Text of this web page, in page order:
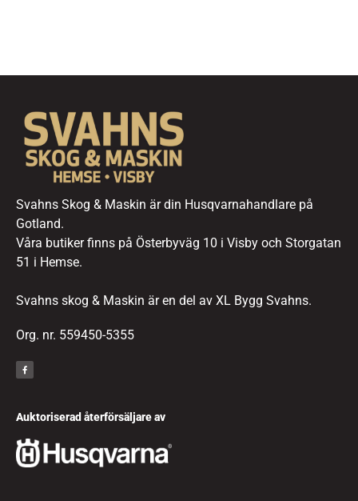
Svahns Skog & Maskin är din Husqvarnahandlare på
Gotland.
Våra butiker finns på Österbyväg 10 i Visby och Storgatan
51 i Hemse.
Svahns skog & Maskin är en del av XL Bygg Svahns.
Org. nr. 559450-5355
Auktoriserad återförsäljare av